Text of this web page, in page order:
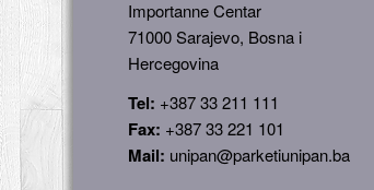
Importanne Centar
71000 Sarajevo, Bosna i
Hercegovina
Tel: +387 33 211 111
Fax: +387 33 221 101
Mail: unipan@parketiunipan.ba